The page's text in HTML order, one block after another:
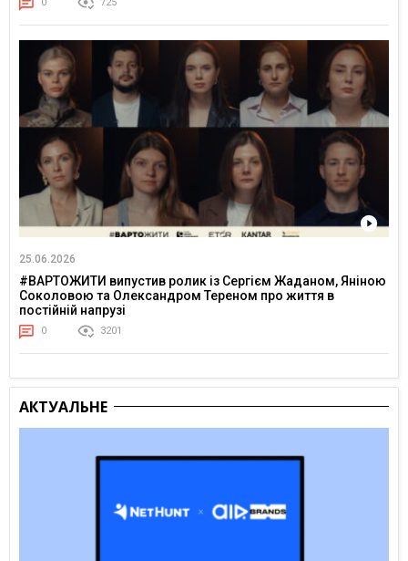
0 725
25.06.2026
#ВАРТОЖИТИ випустив ролик із Сергієм Жаданом, Яніною
Соколовою та Олександром Тереном про життя в
постійній напрузі
0 3201
АКТУАЛЬНЕ